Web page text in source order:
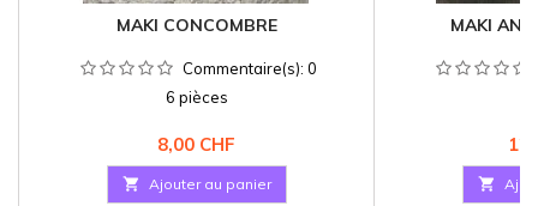
MAKI CONCOMBRE
Commentaire(s): 0
6 pièces
Prix
8,00 CHF
 Ajouter au panier
MAKI
Prix
